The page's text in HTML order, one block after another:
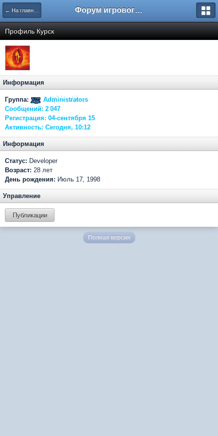
← На главную Форум игрового проекта Riverrise
Профиль Курск
Информация
Группа:
Administrators
Сообщений: 2 047
Регистрация: 04-сентября 15
Активность: Сегодня, 10:12
Информация
Статус: Developer
Возраст: 28 лет
День рождения: Июль 17, 1998
Управление
Публикации
Полная версия